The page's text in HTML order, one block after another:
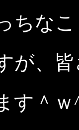
ちなこ
が、
す＾ｗ